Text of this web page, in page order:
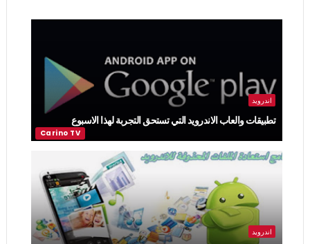
اندرويد
تطبيقات والعاب الاندرويد التي تستحق التجربة لهذا الاسبوع
اندرويد